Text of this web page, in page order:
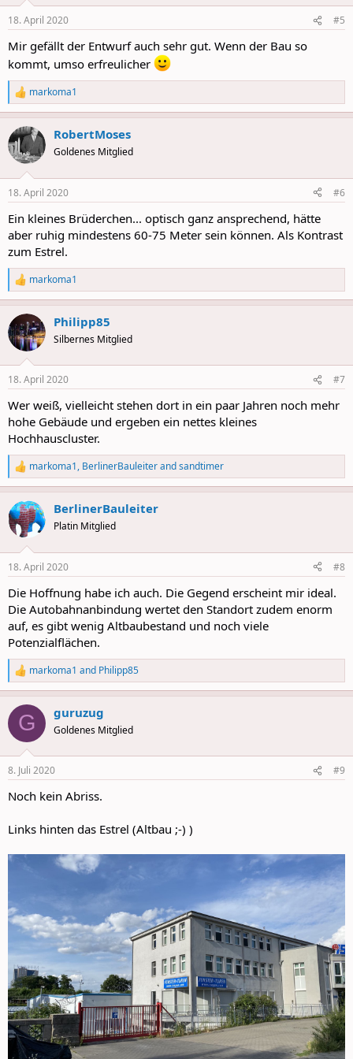
n
s
18. April 2020 #5
Mir gefällt der Entwurf auch sehr gut. Wenn der Bau so
kommt, umso erfreulicher
R
e
a
c
t
i
s
markoma1
RobertMoses
Goldenes Mitglied
18. April 2020 #6
Ein kleines Brüderchen... optisch ganz ansprechend, hätte
aber ruhig mindestens 60-75 Meter sein können. Als Kontrast
zum Estrel.
R
e
a
c
t
i
n
s
markoma1
Philipp85
Silbernes Mitglied
18. April 2020 #7
Wer weiß, vielleicht stehen dort in ein paar Jahren noch mehr
hohe Gebäude und ergeben ein nettes kleines
Hochhauscluster.
R
e
a
c
t
i
s
markoma1, BerlinerBauleiterandsandtimer
BerlinerBauleiter
Platin Mitglied
18. April 2020 #8
Die Hoffnung habe ich auch. Die Gegend erscheint mir ideal.
Die Autobahnanbindung wertet den Standort zudem enorm
auf, es gibt wenig Altbaubestand und noch viele
Potenzialflächen.
R
e
a
c
i
s
markoma1 and Philipp85
G guruzug
Goldenes Mitglied
8. Juli 2020 #9
Noch kein Abriss.
Links hinten das Estrel (Altbau ;-) )